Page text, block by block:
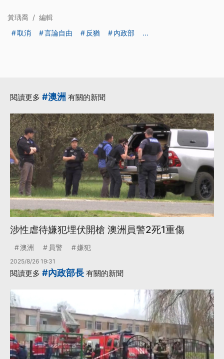
黃瑀喬 / 編輯
取消
言論自由 反猶 內政部 ...
閱讀更多 #澳洲 有關的新聞
涉性虐待嫌犯埋伏開槍 澳洲員警2死1重傷
澳洲 員警 嫌犯
2025/8/26 19:31
閱讀更多 #內政部長 有關的新聞